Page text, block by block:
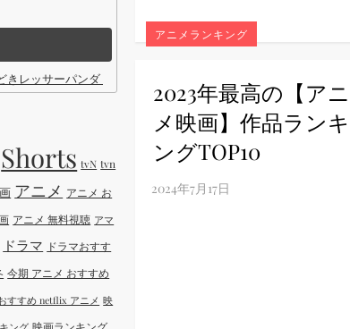
アニメランキング
2023年最高の【アニ
メ映画】作品ランキ
ングTOP10
きレッサーパンダ ｜Disney (ディズニープラス）
Shorts tvN tvn
アニメ アニメ お
アニメ 無料視聴 アマ
ドラマ ドラマおすす
今期 アニメ おすすめ
すすめ netflix アニメ 映